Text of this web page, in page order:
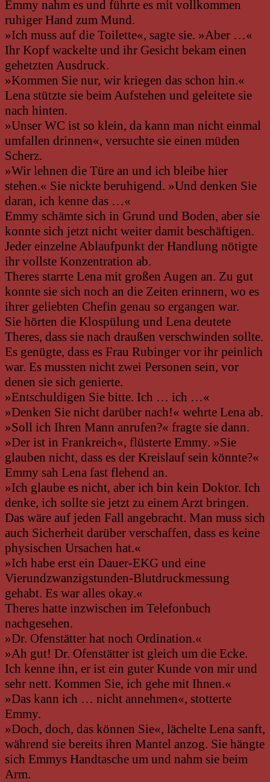
Emmy nahm es und führte es mit vollkommen
ruhiger Hand zum Mund.
»Ich muss auf die Toilette«, sagte sie. »Aber …«
Ihr Kopf wackelte und ihr Gesicht bekam einen
gehetzten Ausdruck.
»Kommen Sie nur, wir kriegen das schon hin.«
Lena stützte sie beim Aufstehen und geleitete sie
nach hinten.
»Unser WC ist so klein, da kann man nicht einmal
umfallen drinnen«, versuchte sie einen müden
Scherz.
»Wir lehnen die Türe an und ich bleibe hier
stehen.« Sie nickte beruhigend. »Und denken Sie
daran, ich kenne das …«
Emmy schämte sich in Grund und Boden, aber sie
konnte sich jetzt nicht weiter damit beschäftigen.
Jeder einzelne Ablaufpunkt der Handlung nötigte
ihr vollste Konzentration ab.
Theres starrte Lena mit großen Augen an. Zu gut
konnte sie sich noch an die Zeiten erinnern, wo es
ihrer geliebten Chefin genau so ergangen war.
Sie hörten die Klospülung und Lena deutete
Theres, dass sie nach draußen verschwinden sollte.
Es genügte, dass es Frau Rubinger vor ihr peinlich
war. Es mussten nicht zwei Personen sein, vor
denen sie sich genierte.
»Entschuldigen Sie bitte. Ich … ich …«
»Denken Sie nicht darüber nach!« wehrte Lena ab.
»Soll ich Ihren Mann anrufen?« fragte sie dann.
»Der ist in Frankreich«, flüsterte Emmy. »Sie
glauben nicht, dass es der Kreislauf sein könnte?«
Emmy sah Lena fast flehend an.
»Ich glaube es nicht, aber ich bin kein Doktor. Ich
denke, ich sollte sie jetzt zu einem Arzt bringen.
Das wäre auf jeden Fall angebracht. Man muss sich
auch Sicherheit darüber verschaffen, dass es keine
physischen Ursachen hat.«
»Ich habe erst ein Dauer-EKG und eine
Vierundzwanzigstunden-Blutdruckmessung
gehabt. Es war alles okay.«
Theres hatte inzwischen im Telefonbuch
nachgesehen.
»Dr. Ofenstätter hat noch Ordination.«
»Ah gut! Dr. Ofenstätter ist gleich um die Ecke.
Ich kenne ihn, er ist ein guter Kunde von mir und
sehr nett. Kommen Sie, ich gehe mit Ihnen.«
»Das kann ich … nicht annehmen«, stotterte
Emmy.
»Doch, doch, das können Sie«, lächelte Lena sanft,
während sie bereits ihren Mantel anzog. Sie hängte
sich Emmys Handtasche um und nahm sie beim
Arm.